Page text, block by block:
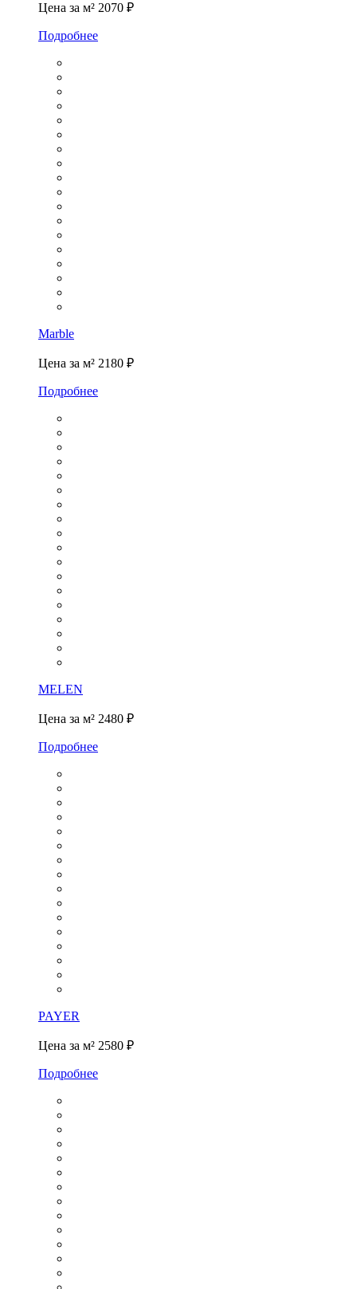
Цена за м² 2070 ₽
Подробнее
Marble
Цена за м² 2180 ₽
Подробнее
MELEN
Цена за м² 2480 ₽
Подробнее
PAYER
Цена за м² 2580 ₽
Подробнее